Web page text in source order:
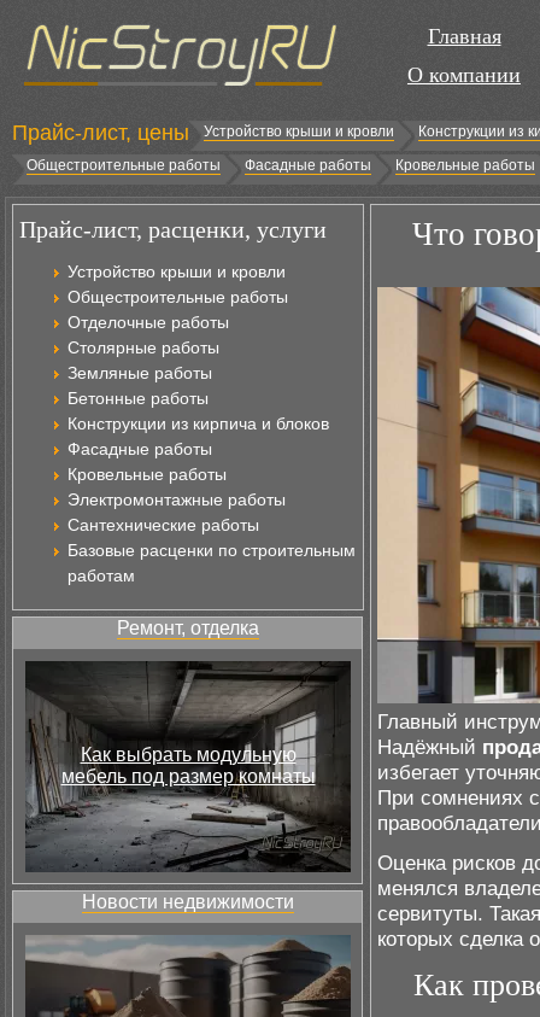
Главная
О компании
Прайс-лист, цены Устройство крыши и кровли
Конструкции из
Общестроительные работы
Фасадные работы Кровельные работы
Прайс-лист, расценки, услуги
Устройство крыши и кровли
Общестроительные работы
Отделочные работы
Столярные работы
Земляные работы
Бетонные работы
Конструкции из кирпича и блоков
Фасадные работы
Кровельные работы
Электромонтажные работы
Сантехнические работы
Базовые расценки по строительным
работам
Ремонт, отделка
Как выбрать модульную
мебель под размер комнаты
Новости недвижимости
Что
Главный
Надёжный
избегает
При сомнениях
Оценка рисков
менялся
сервитуты.
которых сделка
Как